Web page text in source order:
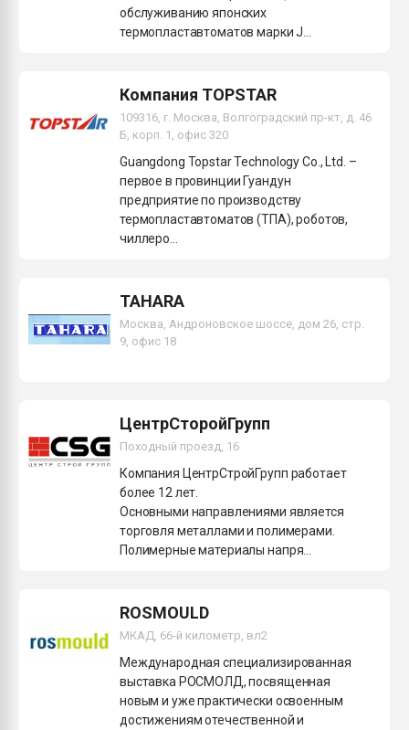
обслуживанию японских
термопластавтоматов марки J...
Компания TOPSTAR
109316, г. Москва, Волгоградский пр-кт, д. 46
Б, корп. 1, офис 320
Guangdong Topstar Technology Co., Ltd. –
первое в провинции Гуандун
предприятие по производству
термопластавтоматов (ТПА), роботов,
чиллеро...
TAHARA
Москва, Андроновское шоссе, дом 26, стр.
9, офис 18
ЦентрСторойГрупп
Походный проезд, 16
Компания ЦентрСтройГрупп работает
более 12 лет.
Основными направлениями является
торговля металлами и полимерами.
Полимерные материалы напря...
ROSMOULD
МКАД, 66-й километр, вл2
Международная специализированная
выставка РОСМОЛД, посвященная
новым и уже практически освоенным
достижениям отечественной и